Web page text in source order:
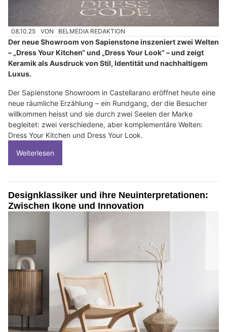
08.10.25 VON BELMEDIA REDAKTION
Der neue Showroom von Sapienstone inszeniert zwei Welten
– „Dress Your Kitchen“ und „Dress Your Look“ – und zeigt
Keramik als Ausdruck von Stil, Identität und nachhaltigem
Luxus.
Der Sapienstone Showroom in Castellarano eröffnet heute eine
neue räumliche Erzählung – ein Rundgang, der die Besucher
willkommen heisst und sie durch zwei Seelen der Marke
begleitet: zwei verschiedene, aber komplementäre Welten:
Dress Your Kitchen und Dress Your Look.
Weiterlesen
Designklassiker und ihre Neuinterpretationen:
Zwischen Ikone und Innovation